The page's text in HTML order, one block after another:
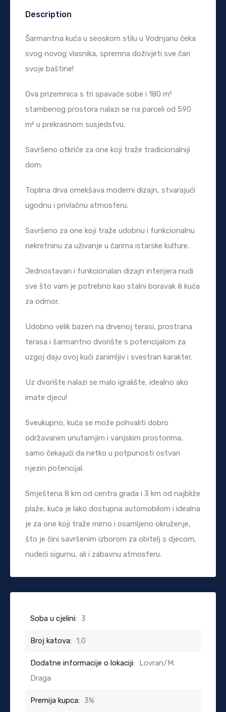
Description
Šarmantna kuća u seoskom stilu u Vodnjanu čeka
svog novog vlasnika, spremna doživjeti sve čari
svoje baštine!
Ova prizemnica s tri spavaće sobe i 180 m²
stambenog prostora nalazi se na parceli od 590
m² u prekrasnom susjedstvu.
Savršeno otkriće za one koji traže tradicionalniji
dom.
Toplina drva omekšava moderni dizajn, stvarajući
ugodnu i privlačnu atmosferu.
Savršeno za one koji traže udobnu i funkcionalnu
nekretninu za uživanje u čarima istarske kulture.
Jednostavan i funkcionalan dizajn interijera nudi
sve što vam je potrebno kao stalni boravak ili kuća
za odmor.
Udobno velik bazen na drvenoj terasi, prostrana
terasa i šarmantno dvorište s potencijalom za
uzgoj daju ovoj kući zanimljiv i svestran karakter.
Uz dvorište nalazi se malo igralište, idealno ako
imate djecu!
Sveukupno, kuća se može pohvaliti dobro
održavanim unutarnjim i vanjskim prostorima,
samo čekajući da netko u potpunosti ostvari
njezin potencijal.
Smještena 8 km od centra grada i 3 km od najbliže
plaže, kuća je lako dostupna automobilom i idealna
je za one koji traže mirno i osamljeno okruženje,
što je čini savršenim izborom za obitelj s djecom,
nudeći sigurnu, ali i zabavnu atmosferu.
Soba u cjelini: 3
Broj katova: 1,0
Dodatne informacije o lokaciji: Lovran/M.
Draga
Premija kupca: 3%